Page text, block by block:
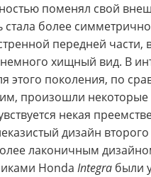
поменял свой
стала более
передней части,
хищный вид. В
этого поколения, по
произошли
некая
дизайн
лаконичным
Honda Integra были